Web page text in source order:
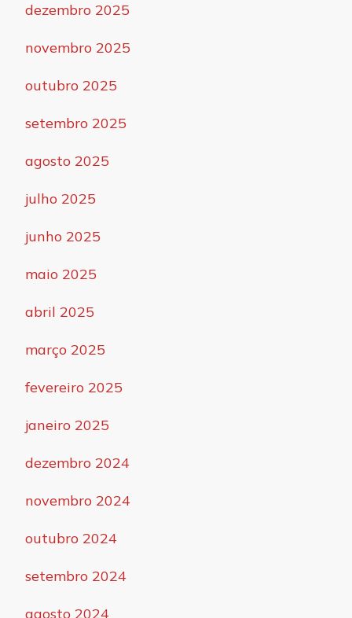
dezembro 2025
novembro 2025
outubro 2025
setembro 2025
agosto 2025
julho 2025
junho 2025
maio 2025
abril 2025
março 2025
fevereiro 2025
janeiro 2025
dezembro 2024
novembro 2024
outubro 2024
setembro 2024
agosto 2024